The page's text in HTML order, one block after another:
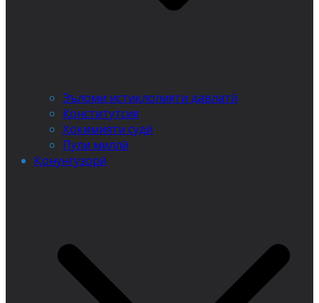
Эъломи истиқлолияти давлатӣ
Конститутсия
Ҳокимияти судӣ
Пули миллӣ
Қонунгузорӣ